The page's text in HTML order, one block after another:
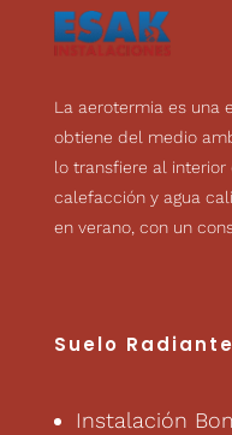
La aerotermia es una
obtiene del medio
lo transfiere al interior
calefacción y agua
en verano, con un
Suelo Radiante
Instalación